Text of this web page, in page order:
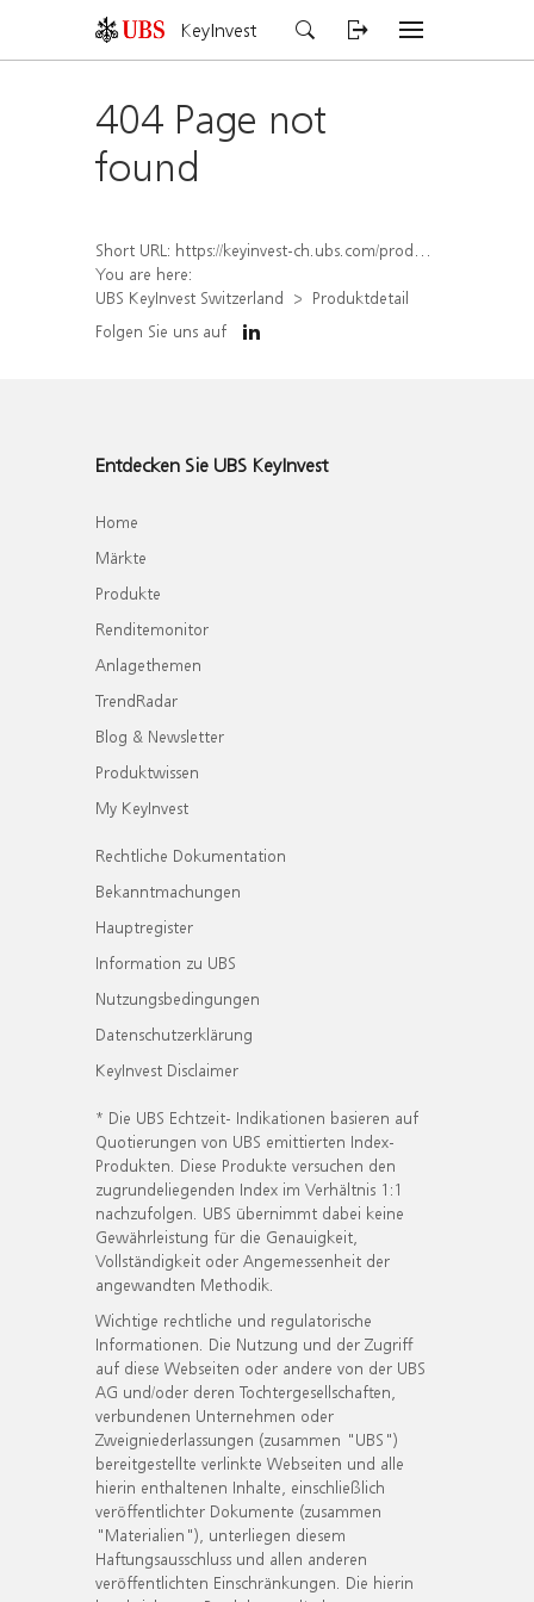
KeyInvest
404 Page not
found
Short URL: https://keyinvest-ch.ubs.com/produkt/detail/index/isin/CH1562158571
You are here:
UBS KeyInvest Switzerland
Produktdetail
Folgen Sie uns auf
Entdecken Sie UBS KeyInvest
Home
Märkte
Produkte
Renditemonitor
Anlagethemen
TrendRadar
Blog & Newsletter
Produktwissen
My KeyInvest
Rechtliche Dokumentation
Bekanntmachungen
Hauptregister
Information zu UBS
Nutzungsbedingungen
Datenschutzerklärung
KeyInvest Disclaimer
* Die UBS Echtzeit- Indikationen basieren auf
Quotierungen von UBS emittierten Index-
Produkten. Diese Produkte versuchen den
zugrundeliegenden Index im Verhältnis 1:1
nachzufolgen. UBS übernimmt dabei keine
Gewährleistung für die Genauigkeit,
Vollständigkeit oder Angemessenheit der
angewandten Methodik.
Wichtige rechtliche und regulatorische
Informationen. Die Nutzung und der Zugriff
auf diese Webseiten oder andere von der UBS
AG und/oder deren Tochtergesellschaften,
verbundenen Unternehmen oder
Zweigniederlassungen (zusammen "UBS")
bereitgestellte verlinkte Webseiten und alle
hierin enthaltenen Inhalte, einschließlich
veröffentlichter Dokumente (zusammen
"Materialien"), unterliegen diesem
Haftungsausschluss und allen anderen
veröffentlichten Einschränkungen. Die hierin